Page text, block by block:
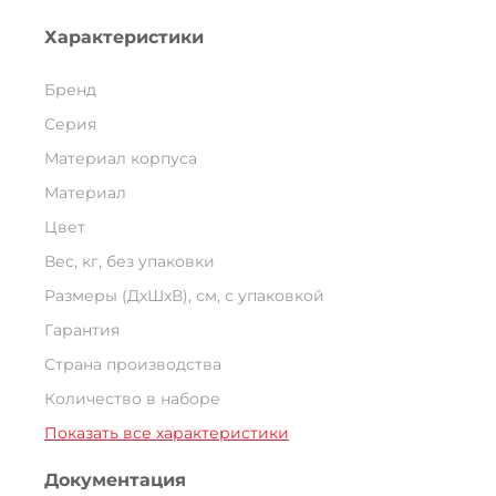
Характеристики
Бренд
Серия
Материал корпуса
Материал
Цвет
Вес, кг, без упаковки
Размеры (ДxШxВ), см, с упаковкой
Гарантия
Страна производства
Количество в наборе
Показать все характеристики
Документация